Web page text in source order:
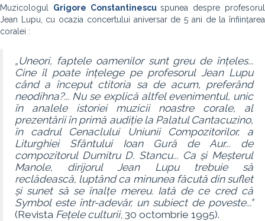
Muzicologul Grigore Constantinescuspunea despre profesorul
Jean Lupu, cu ocazia concertului aniversar de 5 ani de la înființarea
coralei :
„Uneori, faptele oamenilor sunt greu de înțeles...
Cine îl poate înțelege pe profesorul Jean Lupu
când a început ctitoria sa de acum, preferând
neodihna?... Nu se explică altfel evenimentul, unic
în analele istoriei muzicii noastre corale, al
prezentării în primă audiție la Palatul Cantacuzino,
în cadrul Cenaclului Uniunii Compozitorilor, a
Liturghiei Sfântului Ioan Gură de Aur... de
compozitorul Dumitru D. Stancu... Ca și Meșterul
Manole, dirijorul Jean Lupu trebuie să
reclădească, luptând ca minunea făcută din suflet
și sunet să se înalțe mereu. Iată de ce cred că
Symbol este într-adevăr, un subiect de poveste..."
(Revista Fețele culturii, 30 octombrie 1995).